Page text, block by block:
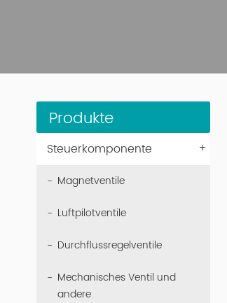
Produkte
Steuerkomponente +
Magnetventile
Luftpilotventile
Durchflussregelventile
Mechanisches Ventil und
andere